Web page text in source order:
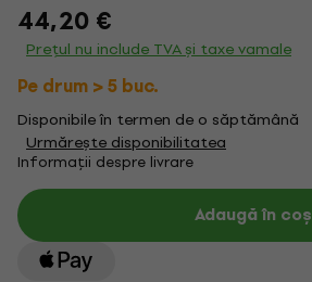
44,20 €
Prețul nu include TVA și taxe vamale
Pe drum > 5 buc.
Disponibile în termen de o săptămână
Urmărește disponibilitatea
Informații despre livrare
Adaugă în coș